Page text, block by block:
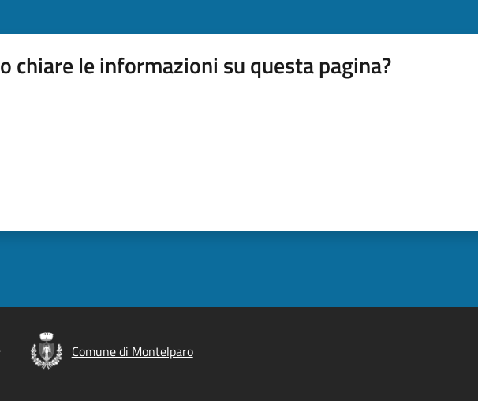
chiare le informazioni su questa pagina?
Comune di Montelparo